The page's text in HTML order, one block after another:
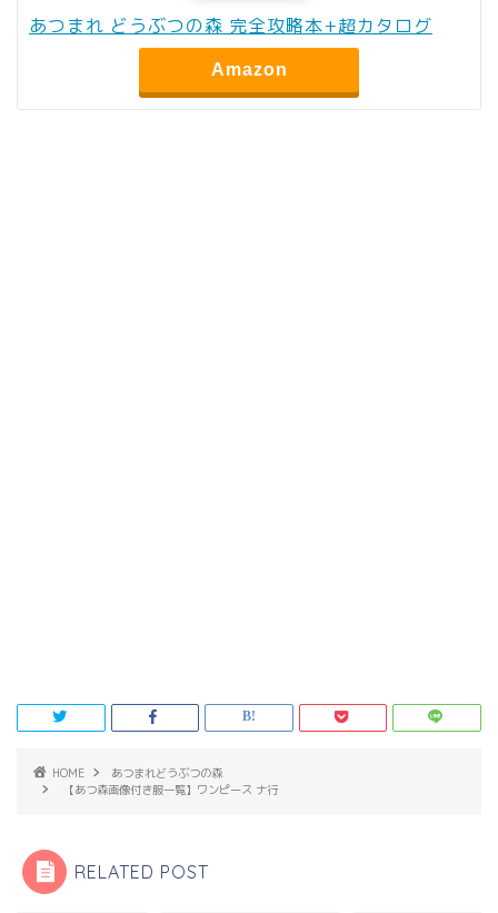
あつまれ どうぶつの森 完全攻略本+超カタログ
Amazon
HOME
あつまれどうぶつの森
【あつ森画像付き服一覧】ワンピース ナ行
RELATED POST